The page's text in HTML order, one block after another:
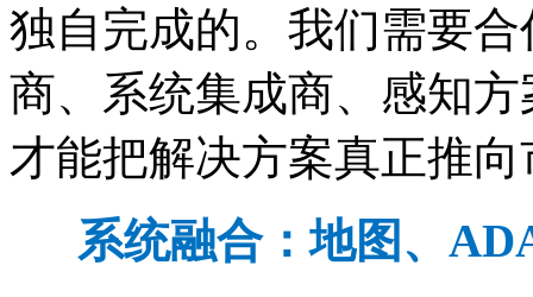
独自完成的。我们需要
商、系统集成商、感知
才能把解决方案真正推向
系统融合：地图、